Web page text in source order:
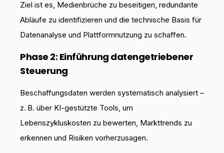
Ziel ist es, Medienbrüche zu beseitigen, redundante
Abläufe zu identifizieren und die technische Basis für
Datenanalyse und Plattformnutzung zu schaffen.
Phase 2: Einführung datengetriebener
Steuerung
Beschaffungsdaten werden systematisch analysiert –
z. B. über KI-gestützte Tools, um
Lebenszykluskosten zu bewerten, Markttrends zu
erkennen und Risiken vorherzusagen.